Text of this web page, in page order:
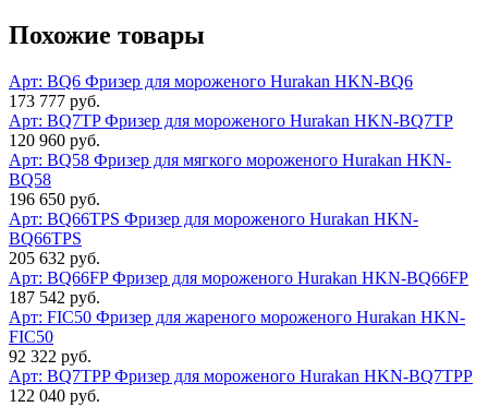
Похожие товары
Арт: BQ6 Фризер для мороженого Hurakan HKN-BQ6
173 777 руб.
Арт: BQ7TPФризер для мороженого Hurakan HKN-BQ7TP
120 960 руб.
Арт: BQ58 Фризер для мягкого мороженого Hurakan HKN-
BQ58
196 650 руб.
Арт: BQ66TPS Фризер для мороженого Hurakan HKN-
BQ66TPS
205 632 руб.
Арт: BQ66FPФризер для мороженого Hurakan HKN-BQ66FP
187 542 руб.
Арт: FIC50 Фризер для жареного мороженого Hurakan HKN-
FIC50
92 322 руб.
Арт: BQ7TPPФризер для мороженого Hurakan HKN-BQ7TPP
122 040 руб.